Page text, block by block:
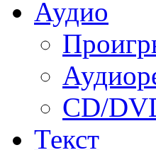
Аудио
CD/
Текст